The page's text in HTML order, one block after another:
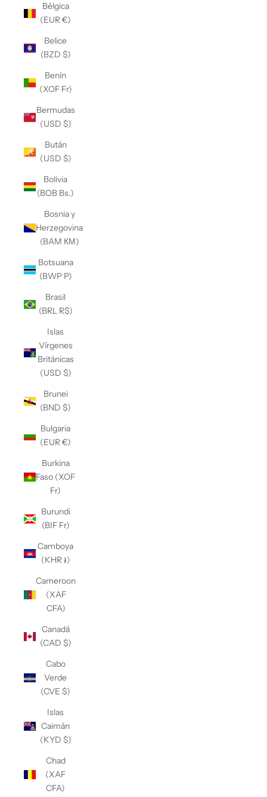
Bélgica
(EUR €)
Belice
(BZD $)
Benín
(XOF Fr)
Bermudas
(USD $)
Bután
(USD $)
Bolivia
(BOB Bs.)
Bosnia y
Herzegovina
(BAM КМ)
Botsuana
(BWP P)
Brasil
(BRL R$)
Islas
Vírgenes
Británicas
(USD $)
Brunei
(BND $)
Bulgaria
(EUR €)
Burkina
Faso (XOF
Fr)
Burundi
(BIF Fr)
Camboya
(KHR ៛)
Cameroon
(XAF
CFA)
Canadá
(CAD $)
Cabo
Verde
(CVE $)
Islas
Caimán
(KYD $)
Chad
(XAF
CFA)